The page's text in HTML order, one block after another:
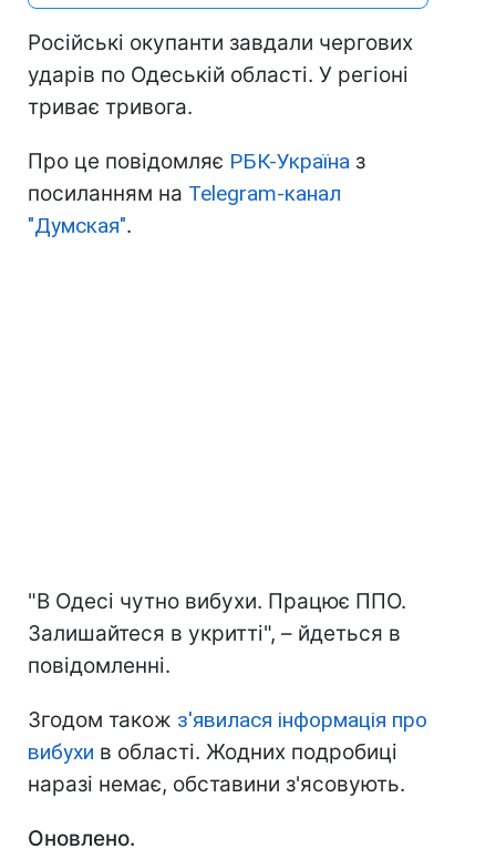
Російські окупанти завдали чергових
ударів по Одеській області. У регіоні
триває тривога.
Про це повідомляє РБК-Україна з
посиланням на Telegram-канал
"Думская".
"В Одесі чутно вибухи. Працює ППО.
Залишайтеся в укритті", – йдеться в
повідомленні.
Згодом також з'явилася інформація про
вибухи в області. Жодних подробиці
наразі немає, обставини з'ясовують.
Оновлено.